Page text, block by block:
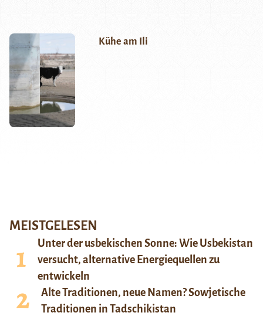
Kühe am Ili
MEISTGELESEN
Unter der usbekischen Sonne: Wie Usbekistan
versucht, alternative Energiequellen zu
entwickeln
Alte Traditionen, neue Namen? Sowjetische
Traditionen in Tadschikistan